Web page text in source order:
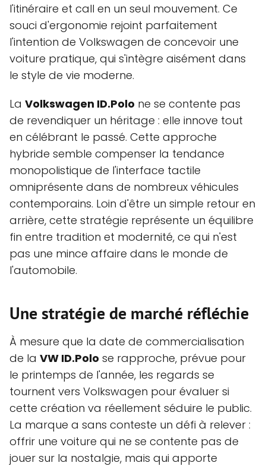
l'itinéraire et call en un seul mouvement. Ce
souci d'ergonomie rejoint parfaitement
l'intention de Volkswagen de concevoir une
voiture pratique, qui s'intègre aisément dans
le style de vie moderne.
La Volkswagen ID.Polo ne se contente pas
de revendiquer un héritage : elle innove tout
en célébrant le passé. Cette approche
hybride semble compenser la tendance
monopolistique de l'interface tactile
omniprésente dans de nombreux véhicules
contemporains. Loin d'être un simple retour en
arrière, cette stratégie représente un équilibre
fin entre tradition et modernité, ce qui n'est
pas une mince affaire dans le monde de
l'automobile.
Une stratégie de marché réfléchie
À mesure que la date de commercialisation
de la VW ID.Polo se rapproche, prévue pour
le printemps de l'année, les regards se
tournent vers Volkswagen pour évaluer si
cette création va réellement séduire le public.
La marque a sans conteste un défi à relever :
offrir une voiture qui ne se contente pas de
jouer sur la nostalgie, mais qui apporte